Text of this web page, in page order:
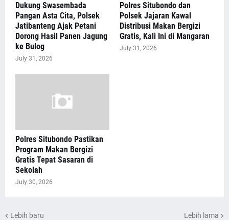
Dukung Swasembada
Pangan Asta Cita, Polsek
Jatibanteng Ajak Petani
Dorong Hasil Panen Jagung
ke Bulog
July 31, 2026
Polres Situbondo dan
Polsek Jajaran Kawal
Distribusi Makan Bergizi
Gratis, Kali Ini di Mangaran
July 31, 2026
Polres Situbondo Pastikan
Program Makan Bergizi
Gratis Tepat Sasaran di
Sekolah
July 30, 2026
Lebih baru Lebih lama